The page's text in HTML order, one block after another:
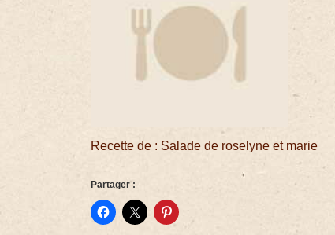
Recette de : Salade de roselyne et marie
Partager :